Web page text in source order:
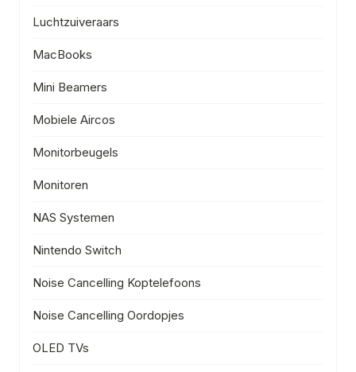
Luchtzuiveraars
MacBooks
Mini Beamers
Mobiele Aircos
Monitorbeugels
Monitoren
NAS Systemen
Nintendo Switch
Noise Cancelling Koptelefoons
Noise Cancelling Oordopjes
OLED TVs